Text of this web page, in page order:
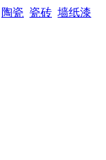
陶瓷 瓷砖 墙纸漆